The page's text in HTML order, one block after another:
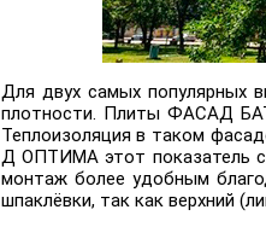
Для двух самых популярных
плотности. Плиты ФАСАД
Теплоизоляция в таком
Д ОПТИМА этот показатель
монтаж более удобным
шпаклёвки, так как верхний